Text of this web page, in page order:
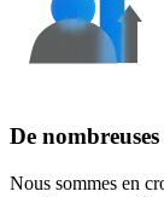
De
Nous sommes en